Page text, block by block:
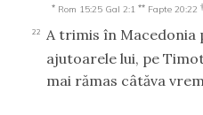
* Rom 15:25 Gal 2:1 ** Fapte 20:22 †
22 A trimis în Macedonia
ajutoarele lui, pe
mai rămas câtăva